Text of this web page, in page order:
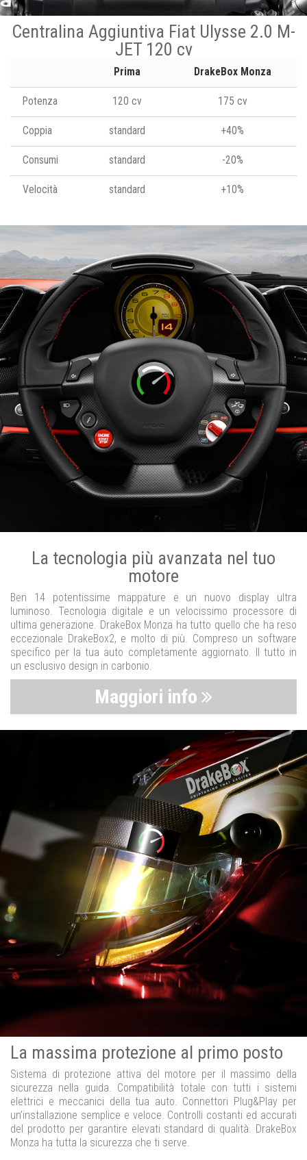
Centralina Aggiuntiva Fiat Ulysse 2.0 M-
JET 120 cv
Prima DrakeBox Monza
Potenza 120 cv 175 cv
Coppia standard +40%
Consumi standard -20%
Velocità standard +10%
La tecnologia più avanzata nel tuo
motore
Ben 14 potentissime mappature e un nuovo display ultra
luminoso. Tecnologia digitale e un velocissimo processore di
ultima generazione. DrakeBox Monza ha tutto quello che ha reso
eccezionale DrakeBox2, e molto di più. Compreso un software
specifico per la tua auto completamente aggiornato. Il tutto in
un esclusivo design in carbonio.
Maggiori info
La massima protezione al primo posto
Sistema di protezione attiva del motore per il massimo della
sicurezza nella guida. Compatibilità totale con tutti i sistemi
elettrici e meccanici della tua auto. Connettori Plug&Play per
un’installazione semplice e veloce. Controlli costanti ed accurati
del prodotto per garantire elevati standard di qualità. DrakeBox
Monza ha tutta la sicurezza che ti serve.